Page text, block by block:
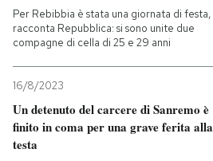
Per Rebibbia è stata una giornata di festa,
racconta Repubblica: si sono unite due
compagne di cella di 25 e 29 anni
16/8/2023
Un detenuto del carcere di Sanremo è
finito in coma per una grave ferita alla
testa